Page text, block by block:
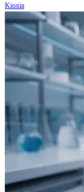
Kioxia